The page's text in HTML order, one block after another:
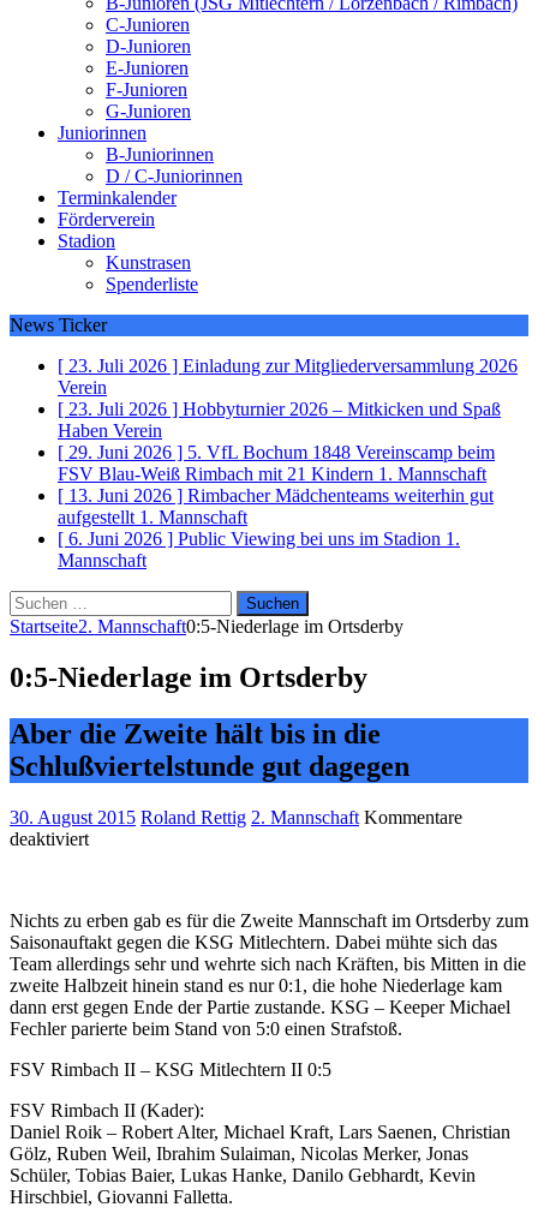
C-Junioren
D-Junioren
E-Junioren
F-Junioren
G-Junioren
Juniorinnen
B-Juniorinnen
D / C-Juniorinnen
Terminkalender
Förderverein
Stadion
Kunstrasen
Spenderliste
News Ticker
[ 23. Juli 2026 ] Einladung zur Mitgliederversammlung 2026
Verein
[ 23. Juli 2026 ] Hobbyturnier 2026 – Mitkicken und Spaß
Haben Verein
[ 29. Juni 2026 ] 5. VfL Bochum 1848 Vereinscamp beim
FSV Blau-Weiß Rimbach mit 21 Kindern 1. Mannschaft
[ 13. Juni 2026 ] Rimbacher Mädchenteams weiterhin gut
aufgestellt 1. Mannschaft
[ 6. Juni 2026 ] Public Viewing bei uns im Stadion 1.
Mannschaft
Suchen
nach:
Startseite2. Mannschaft0:5-Niederlage im Ortsderby
0:5-Niederlage im Ortsderby
Aber die Zweite hält bis in die
Schlußviertelstunde gut dagegen
30. August 2015 Roland Rettig 2. Mannschaft Kommentare
deaktiviertfür
Ortsderby
Nichts zu erben gab es für die Zweite Mannschaft im Ortsderby zum
Saisonauftakt gegen die KSG Mitlechtern. Dabei mühte sich das
Team allerdings sehr und wehrte sich nach Kräften, bis Mitten in die
zweite Halbzeit hinein stand es nur 0:1, die hohe Niederlage kam
dann erst gegen Ende der Partie zustande. KSG – Keeper Michael
Fechler parierte beim Stand von 5:0 einen Strafstoß.
FSV Rimbach II – KSG Mitlechtern II 0:5
FSV Rimbach II (Kader):
Daniel Roik – Robert Alter, Michael Kraft, Lars Saenen, Christian
Gölz, Ruben Weil, Ibrahim Sulaiman, Nicolas Merker, Jonas
Schüler, Tobias Baier, Lukas Hanke, Danilo Gebhardt, Kevin
Hirschbiel, Giovanni Falletta.